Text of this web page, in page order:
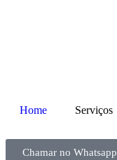
Home Serviços
Chamar no Whatsapp